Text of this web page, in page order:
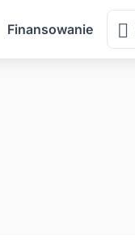
Finansowanie